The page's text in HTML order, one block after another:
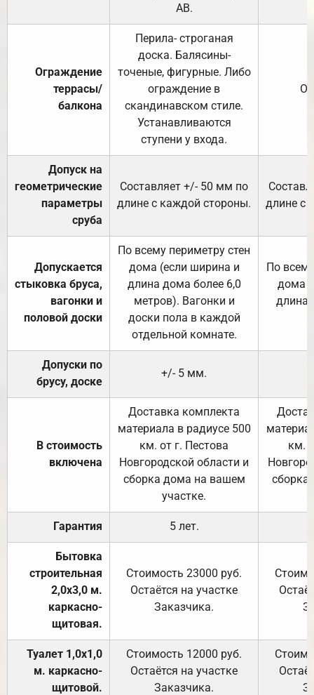
АВ.
Ограждение
террасы/
балкона
Перила- строганая
доска. Балясины-
точеные, фигурные. Либо
ограждение в
скандинавском стиле.
Устанавливаются
ступени у входа.
Допуск на
геометрические
параметры
сруба
Составляет +/- 50 мм по
длине с каждой стороны.
длине с
Допускается
стыковка бруса,
вагонки и
половой доски
По всему периметру стен
дома (если ширина и
длина дома более 6,0
метров). Вагонки и
доски пола в каждой
отдельной комнате.
По
дома
длина
Допуски по
брусу, доске
+/- 5 мм.
В стоимость
включена
Доставка комплекта
материала в радиусе 500
км. от г. Пестова
Новгородской области и
сборка дома на вашем
участке.
км.
Гарантия 5 лет.
Бытовка
строительная
2,0х3,0 м.
каркасно-
щитовая.
Стоимость 23000 руб.
Остаётся на участке
Заказчика.
Туалет 1,0х1,0
м. каркасно-
щитовой.
Стоимость 12000 руб.
Остаётся на участке
Заказчика.